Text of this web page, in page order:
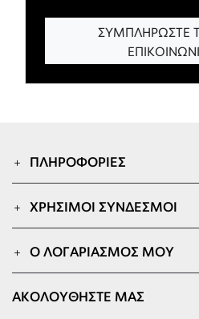
ΣΥΜΠΛΗΡΏΣΤΕ
ΠΛΗΡΟΦΟΡΊΕΣ
ΧΡΉΣΙΜΟΙ ΣΎΝΔΕΣΜΟΙ
Ο ΛΟΓΑΡΙΑΣΜΌΣ ΜΟΥ
ΑΚΟΛΟΥΘΉΣΤΕ ΜΑΣ